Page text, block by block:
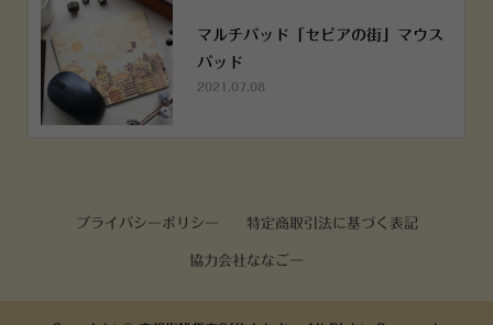
マルチパッド「セピアの街」マウス
パッド
2021.07.08
プライバシーポリシー 特定商取引法に基づく表記
協力会社ななごー